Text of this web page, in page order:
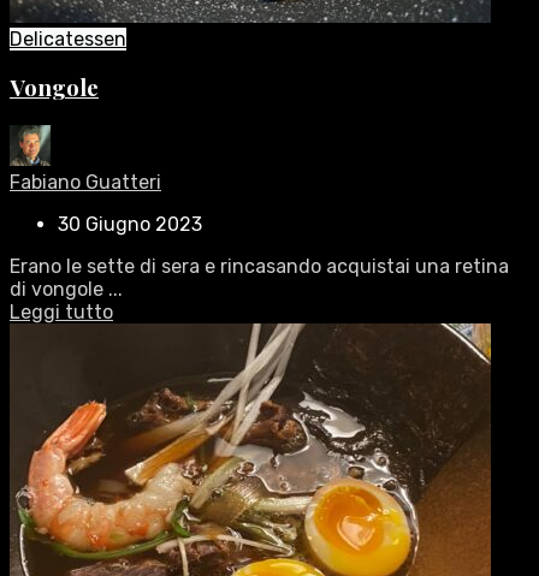
Delicatessen
Vongole
Fabiano Guatteri
30 Giugno 2023
Erano le sette di sera e rincasando acquistai una retina
di vongole ...
Leggi tutto